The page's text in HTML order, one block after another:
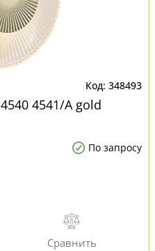
348493
4541/A gold
По запросу